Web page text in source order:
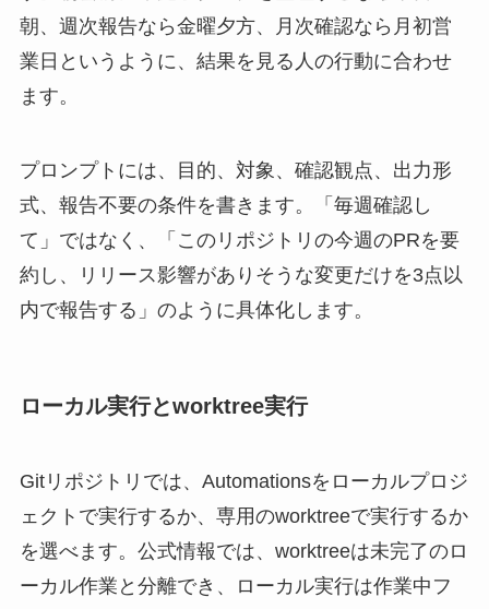
朝、週次報告なら金曜夕方、月次確認なら月初営
業日というように、結果を見る人の行動に合わせ
ます。
プロンプトには、目的、対象、確認観点、出力形
式、報告不要の条件を書きます。「毎週確認し
て」ではなく、「このリポジトリの今週のPRを要
約し、リリース影響がありそうな変更だけを3点以
内で報告する」のように具体化します。
ローカル実行とworktree実行
Gitリポジトリでは、Automationsをローカルプロジ
ェクトで実行するか、専用のworktreeで実行するか
を選べます。公式情報では、worktreeは未完了のロ
ーカル作業と分離でき、ローカル実行は作業中フ